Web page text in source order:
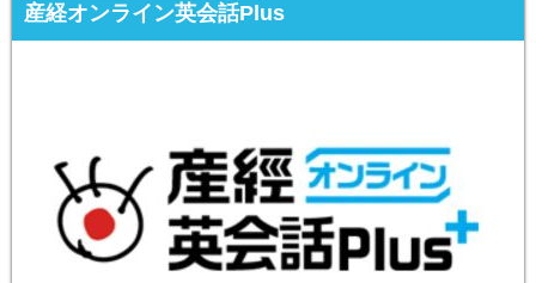
産経オンライン英会話Plus